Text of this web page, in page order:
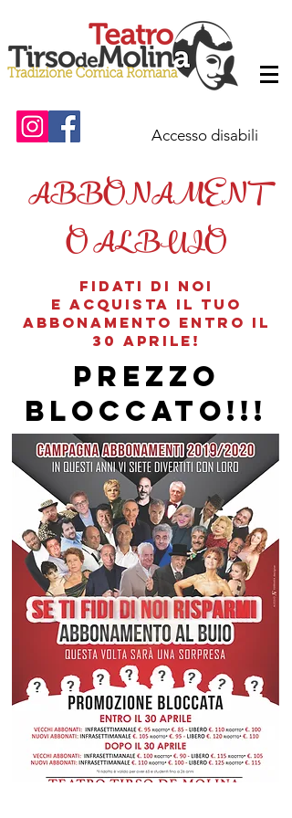
Accesso disabili
ABBONAMENT
O AL BUIO
FIDATI DI NOI
E ACQUISTA IL TUO
ABBONAMENTO ENTRO IL
30 APRILE!
PREZZO
BLOCCATO!!!